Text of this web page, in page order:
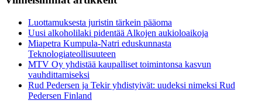
Luottamuksesta juristin tärkein pääoma
Uusi alkoholilaki pidentää Alkojen aukioloaikoja
Miapetra Kumpula-Natri eduskunnasta
Teknologiateollisuuteen
MTV Oy yhdistää kaupalliset toimintonsa kasvun
vauhdittamiseksi
Rud Pedersen ja Tekir yhdistyivät: uudeksi nimeksi Rud
Pedersen Finland